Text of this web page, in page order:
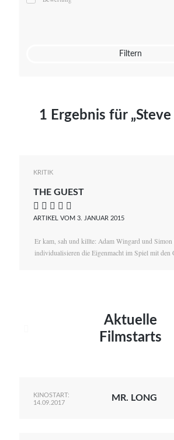
Mato von Vogelstein
Filtern
1 Ergebnis für
KRITIK
THE GUEST
    
ARTIKEL VOM 3. JANUAR 2015
Er kam, sah und killte: Adam Wingard und Simon
individualisieren die Eigenmacht im Spiel mit den
Aktuelle
Filmstarts
KINOSTART:
14.09.2017
MR. LONG